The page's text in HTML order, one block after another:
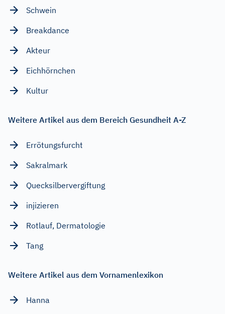
Schwein
Breakdance
Akteur
Eichhörnchen
Kultur
Weitere Artikel aus dem Bereich Gesundheit A-Z
Errötungsfurcht
Sakralmark
Quecksilbervergiftung
injizieren
Rotlauf, Dermatologie
Tang
Weitere Artikel aus dem Vornamenlexikon
Hanna